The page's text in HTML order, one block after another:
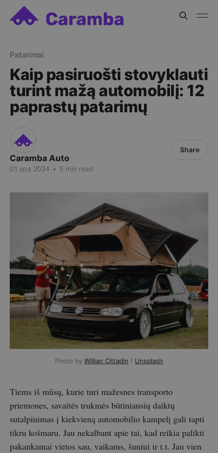
Patarimai
Kaip pasiruošti stovyklauti
turint mažą automobilį: 12
paprastų patarimų
Caramba Auto
01 spa 2024 • 5 min read
Share
Photo by Willian Cittadin / Unsplash
Tiems iš mūsų, kurie turi mažesnes transporto
priemones, savaitės trukmės būtiniausių daiktų
sutalpinimas į kiekvieną automobilio kampelį gali tapti
tikru košmaru. Jau nekalbant apie tai, kad reikia palikti
pakankamai vietos sau, vaikams, šuniui ir t.t. Jau vien